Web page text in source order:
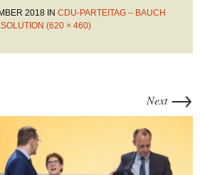
2018 IN CDU-PARTEITAG – BAUCH
(620 × 460)
Next →